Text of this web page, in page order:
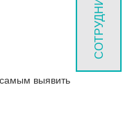
выявить